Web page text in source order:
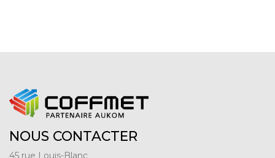
NOUS CONTACTER
45 rue Louis-Blanc